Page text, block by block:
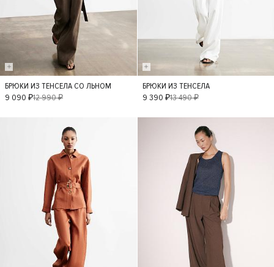
S M
БРЮКИ ИЗ ТЕНСЕЛА СО ЛЬНОМ
9 090 ₽12 990 ₽ XS S
L
БРЮКИ ИЗ ТЕНСЕЛА
9 390 ₽13 490 ₽